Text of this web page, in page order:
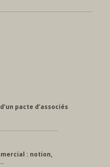
pacte d’associés
: notion,